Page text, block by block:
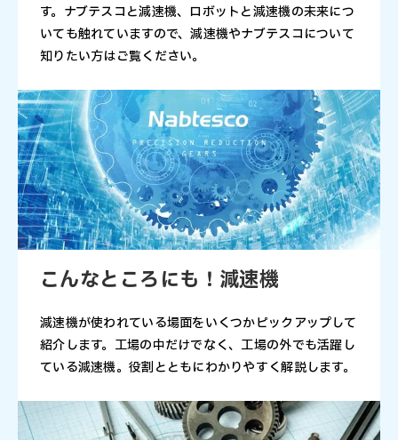
す。ナブテスコと減速機、ロボットと減速機の未来につ
いても触れていますので、減速機やナブテスコについて
知りたい方はご覧ください。
こんなところにも！減速機
減速機が使われている場面をいくつかピックアップして
紹介します。工場の中だけでなく、工場の外でも活躍し
ている減速機。役割とともにわかりやすく解説します。